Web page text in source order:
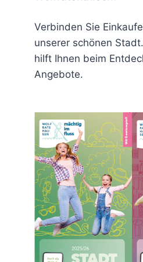
Verbinden Sie
unserer schönen
hilft Ihnen beim
Angebote.